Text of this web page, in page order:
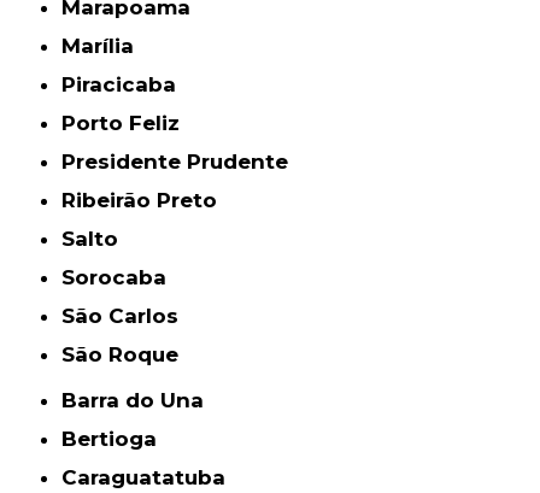
Marapoama
Marília
Piracicaba
Porto Feliz
Presidente Prudente
Ribeirão Preto
Salto
Sorocaba
São Carlos
São Roque
Barra do Una
Bertioga
Caraguatatuba